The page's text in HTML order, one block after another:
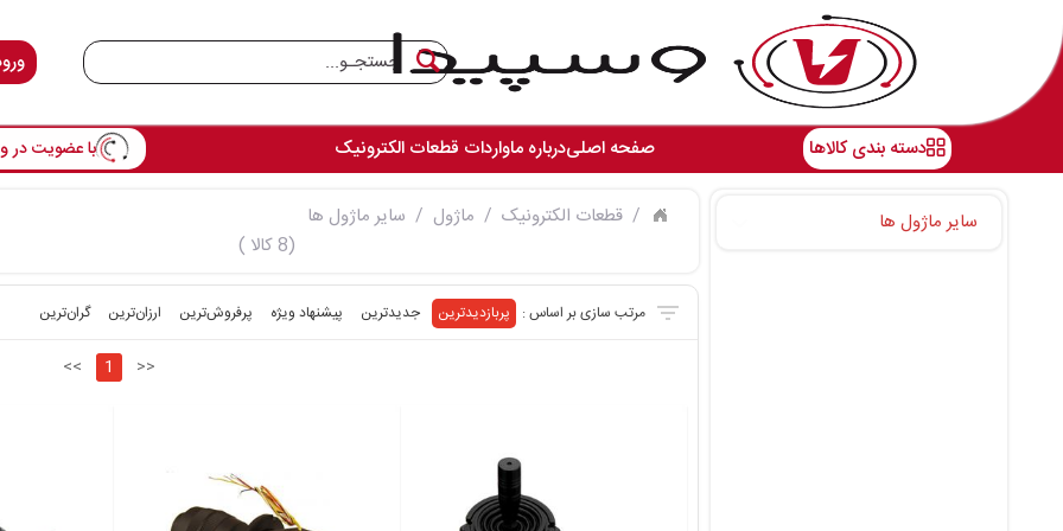
دسته بندی کالاها صفحه اصلیدرباره ماواردات قطعات الکترونیک
با عضویت در
قطعات الکترونیک ماژول
سایر ماژول ها
(8 کالا )
پربازدیدترین جدیدترین پیشنهاد ویژه پرفروش‌ترین‌ ارزان‌ترین گران‌ترین
<< 1 >>
سایر ماژول ها